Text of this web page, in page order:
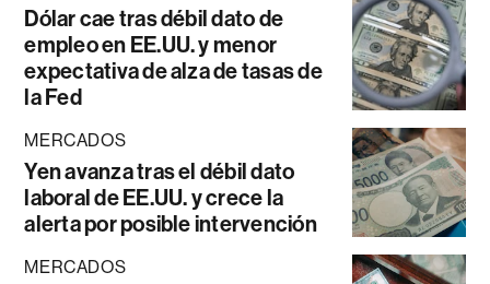
Dólar cae tras débil dato de
empleo en EE.UU. y menor
expectativa de alza de tasas de
la Fed
MERCADOS
Yen avanza tras el débil dato
laboral de EE.UU. y crece la
alerta por posible intervención
MERCADOS